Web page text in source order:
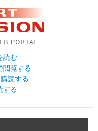
読む
閲覧する
読する
する